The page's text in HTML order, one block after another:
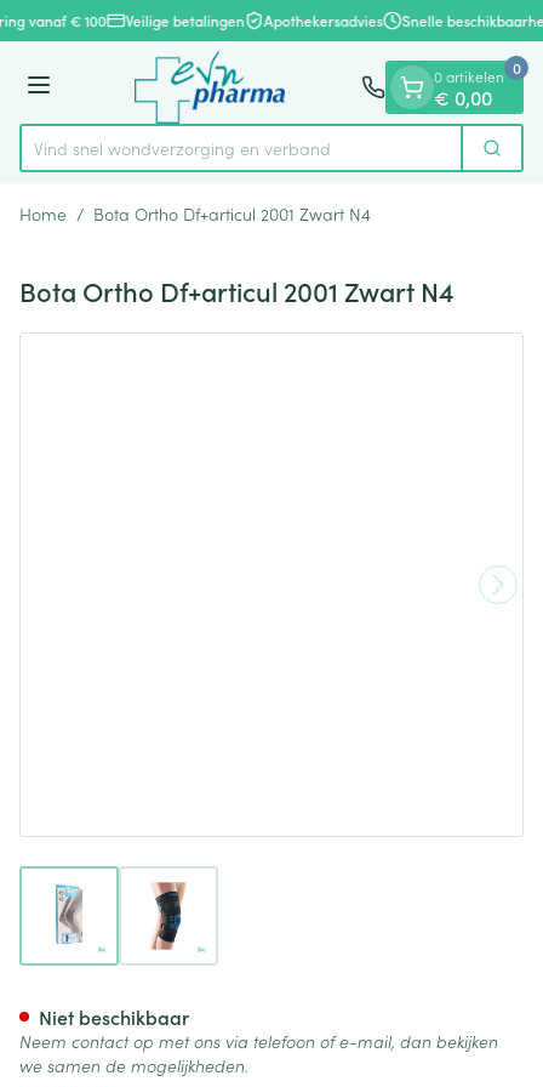
Ga naar de inhoud
1 van 1
vanaf € 100 Veilige betalingen Apothekersadvies Snelle
Menu
Product, merk, categorie...
Vind snel wondverzorging en verband Zoek
0 artikelen
€ 0,00
0
Home / Bota Ortho Df+articul 2001 Zwart N4
Bota Ortho Df+articul 2001 Zwart N4
View larger imageView larger image
Niet beschikbaar
Neem contact op met ons via telefoon of e-mail, dan bekijken
we samen de mogelijkheden.